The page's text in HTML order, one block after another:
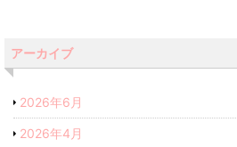
アーカイブ
2026年6月
2026年4月